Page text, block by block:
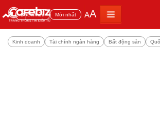
Đọc nhiều Mới nhất AA
Kinh doanh Tài chính ngân hàng Bất động sản